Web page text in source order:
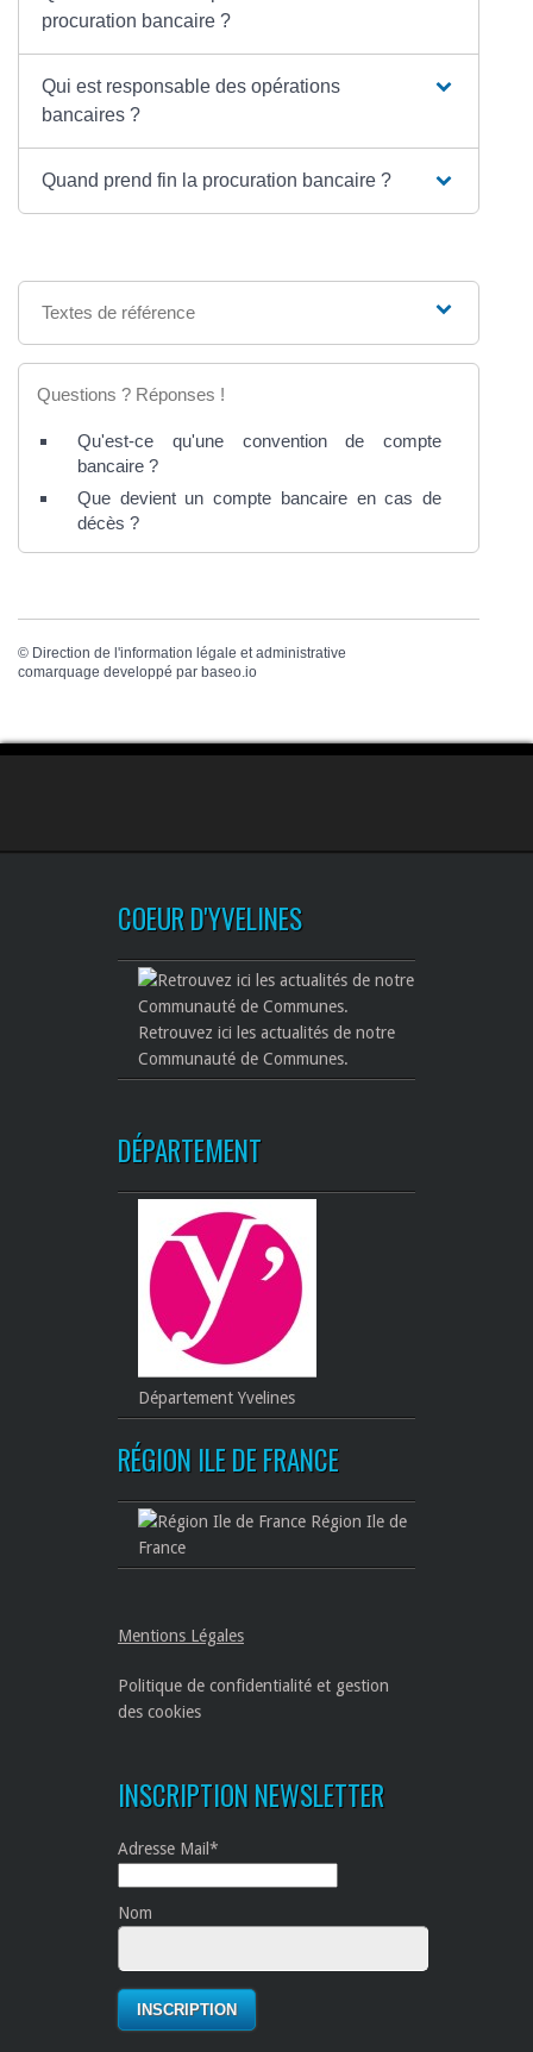
procuration bancaire ?
Qui est responsable des opérations
bancaires ?
Quand prend fin la procuration bancaire ?
Textes de référence
Questions ? Réponses !
Qu'est-ce qu'une convention de compte
bancaire ?
Que devient un compte bancaire en cas de
décès ?
© Direction de l'information légale et administrative
comarquage developpé par baseo.io
COEUR D'YVELINES
Retrouvez ici les actualités de notre
Communauté de Communes.
DÉPARTEMENT
Département Yvelines
RÉGION ILE DE FRANCE
Région Ile de
France
Mentions Légales
Politique de confidentialité et gestion
des cookies
INSCRIPTION NEWSLETTER
Adresse Mail*
Nom